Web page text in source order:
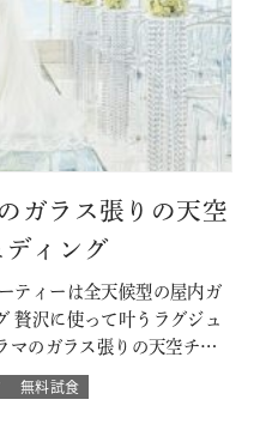
ガラス張りの天空
ディング
ティーは全天候型の屋内ガ
贅沢に使って叶うラグジュ
のガラス張りの天空チャ
に包まれ まるで空の上で
！ このフェアに含まれるコ
無料試食